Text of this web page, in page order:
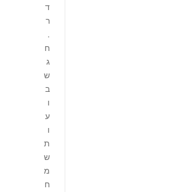
ד
ר
.
ח
ג
ש
ב
ו
ע
ו
ת
ש
מ
ח